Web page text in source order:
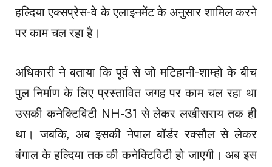
हल्दिया एक्सप्रेस-वे के एलाइनमेंट के अनुसार शामिल करने
पर काम चल रहा है।
अधिकारी ने बताया कि पूर्व से जो मटिहानी-शाम्हो के बीच
पुल निर्माण के लिए प्रस्तावित जगह पर काम चल रहा था
उसकी कनेक्टिविटी NH-31 से लेकर लखीसराय तक ही
था। जबकि, अब इसकी नेपाल बॉर्डर रक्सौल से लेकर
बंगाल के हल्दिया तक की कनेक्टिविटी हो जाएगी। अब इस